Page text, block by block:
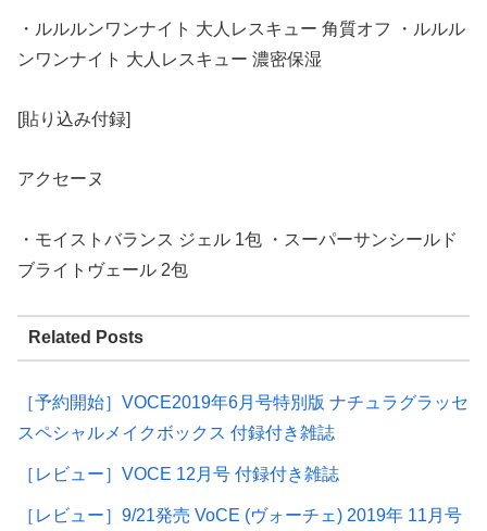
・ルルルンワンナイト 大人レスキュー 角質オフ ・ルルル
ンワンナイト 大人レスキュー 濃密保湿
[貼り込み付録]
アクセーヌ
・モイストバランス ジェル 1包 ・スーパーサンシールド
ブライトヴェール 2包
Related Posts
［予約開始］VOCE2019年6月号特別版 ナチュラグラッセ
スペシャルメイクボックス 付録付き雑誌
［レビュー］VOCE 12月号 付録付き雑誌
［レビュー］9/21発売 VoCE (ヴォーチェ) 2019年 11月号